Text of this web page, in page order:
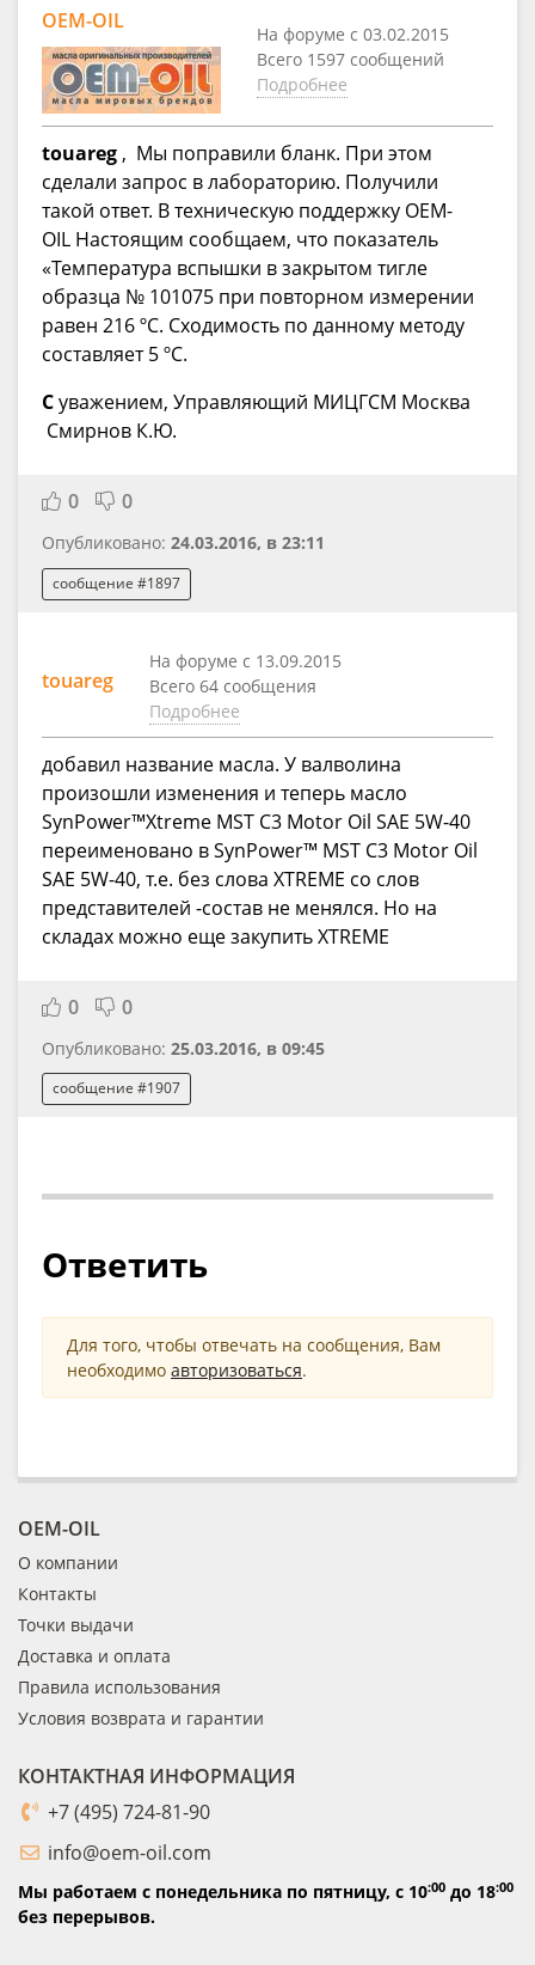
OEM-OIL
На форуме с 03.02.2015
Всего 1597 сообщений
Подробнее
touareg , Мы поправили бланк. При этом
сделали запрос в лабораторию. Получили
такой ответ. В техническую поддержку OEM-
OIL Настоящим сообщаем, что показатель
«Температура вспышки в закрытом тигле
образца № 101075 при повторном измерении
равен 216 ºС. Сходимость по данному методу
составляет 5 ºС.
Суважением, Управляющий МИЦГСМ Москва
Смирнов К.Ю.
0 0
Опубликовано: 24.03.2016, в 23:11
сообщение #1897
touareg
На форуме с 13.09.2015
Всего 64 сообщения
Подробнее
добавил название масла. У валволина
произошли изменения и теперь масло
SynPower™Xtreme MST C3 Motor Oil SAE 5W-40
переименовано в SynPower™ MST C3 Motor Oil
SAE 5W-40, т.е. без слова XTREME со слов
представителей -состав не менялся. Но на
складах можно еще закупить XTREME
0 0
Опубликовано: 25.03.2016, в 09:45
сообщение #1907
Ответить
Для того, чтобы отвечать на сообщения, Вам
необходимо авторизоваться.
OEM-OIL
О компании
Контакты
Точки выдачи
Доставка и оплата
Правила использования
Условия возврата и гарантии
КОНТАКТНАЯ ИНФОРМАЦИЯ
+7 (495) 724-81-90
info@oem-oil.com
Мы работаем с понедельника по пятницу, с 10:00 до 18:00
без перерывов.